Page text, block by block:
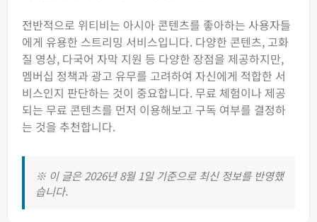
전반적으로 위티비는 아시아 콘텐츠를 좋아하는 사용자들
에게 유용한 스트리밍 서비스입니다. 다양한 콘텐츠, 고화
질 영상, 다국어 자막 지원 등 다양한 장점을 제공하지만,
멤버십 정책과 광고 유무를 고려하여 자신에게 적합한 서
비스인지 판단하는 것이 중요합니다. 무료 체험이나 제공
되는 무료 콘텐츠를 먼저 이용해보고 구독 여부를 결정하
는 것을 추천합니다.
※ 이 글은 2026년 8월 1일 기준으로 최신 정보를 반영했
습니다.